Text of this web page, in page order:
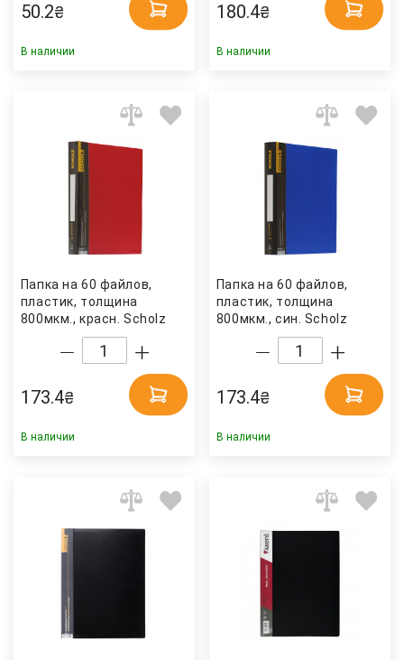
50.2₴
В наличии
180.4₴
В наличии
Папка на 60 файлов,
пластик, толщина
800мкм., красн. Scholz
173.4₴
В наличии
Папка на 60 файлов,
пластик, толщина
800мкм., син. Scholz
173.4₴
В наличии